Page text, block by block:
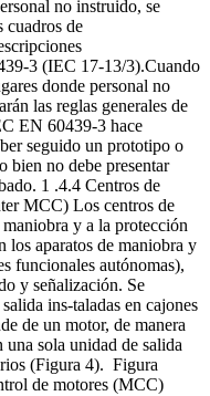
no instruido, se
de
3 (IEC 17-13/3).Cuando
donde personal no
las reglas generales de
EN 60439-3 hace
seguido un prototipo o
bien no debe presentar
1 .4.4 Centros de
MCC) Los centros de
y a la protección
los aparatos de maniobra y
funcionales autónomas),
y señalización. Se
ins-taladas en cajones
de un motor, de manera
sola unidad de salida
(Figura 4). Figura
de motores (MCC)